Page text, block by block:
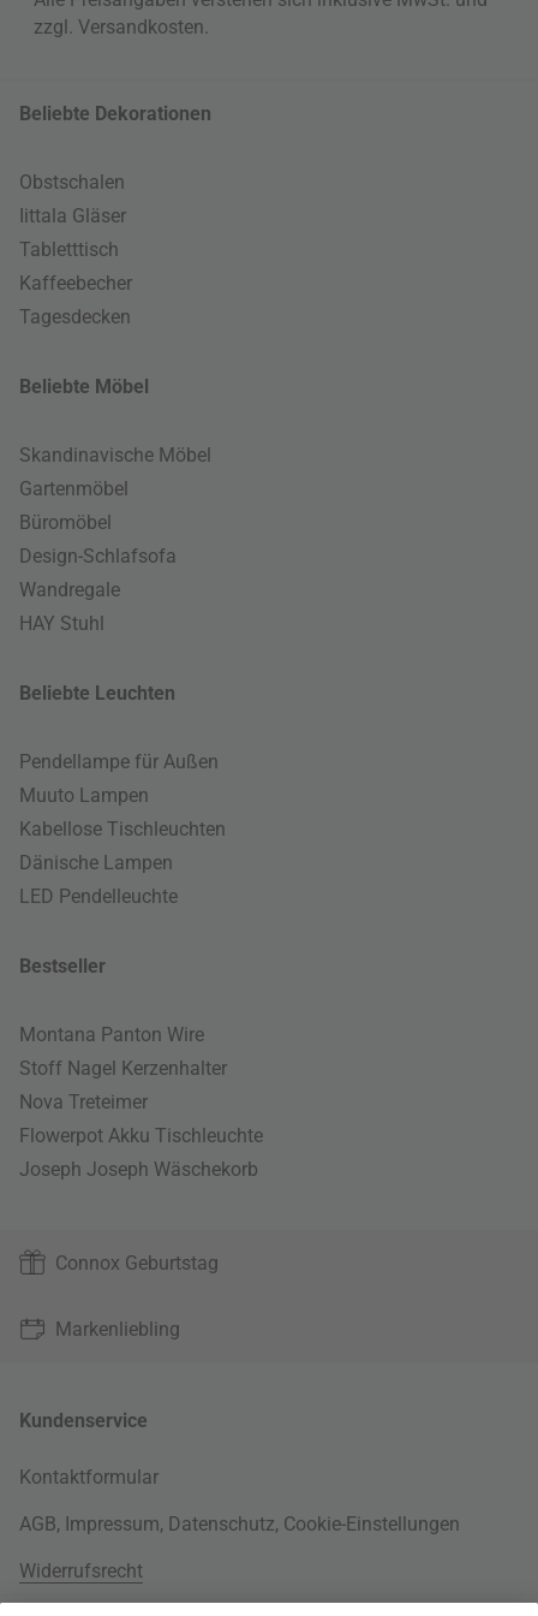
zzgl. Versandkosten.
Beliebte Dekorationen
Obstschalen
Iittala Gläser
Tabletttisch
Kaffeebecher
Tagesdecken
Beliebte Möbel
Skandinavische Möbel
Gartenmöbel
Büromöbel
Design-Schlafsofa
Wandregale
HAY Stuhl
Beliebte Leuchten
Pendellampe für Außen
Muuto Lampen
Kabellose Tischleuchten
Dänische Lampen
LED Pendelleuchte
Bestseller
Montana Panton Wire
Stoff Nagel Kerzenhalter
Nova Treteimer
Flowerpot Akku Tischleuchte
Joseph Joseph Wäschekorb
Connox Geburtstag
Markenliebling
Kundenservice
Kontaktformular
AGB, Impressum, Datenschutz, Cookie-Einstellungen
Widerrufsrecht